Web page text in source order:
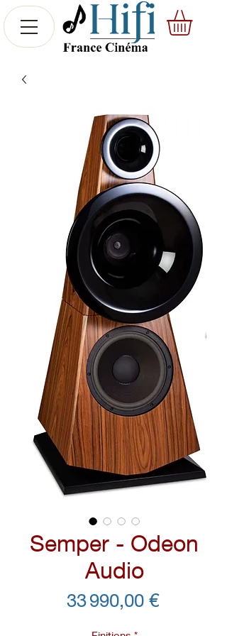
Semper - Odeon
Audio
33 990,00 €Prix